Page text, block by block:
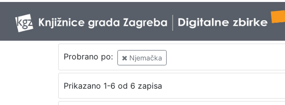
Probrano po: Njemačka
Prikazano 1-6 od 6 zapisa